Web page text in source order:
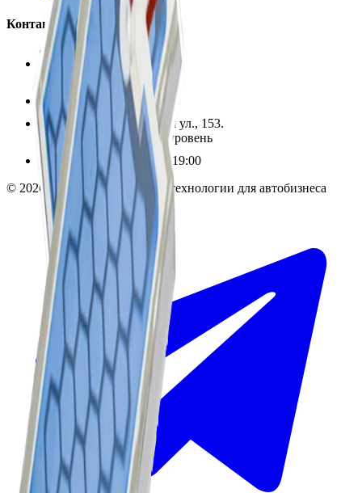
Контакты
+7 (495) 135-35-99
sales@insafe.ru
Москва, Люблинская ул., 153.
ТЦ «Люблю Молл», -1 уровень
Ежедневно 10:00 — 19:00
© 2026 InSafe.ru — Товары и технологии для автобизнеса